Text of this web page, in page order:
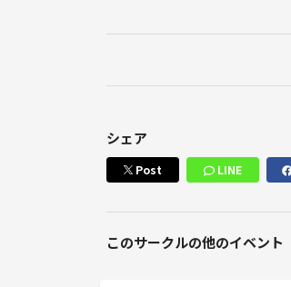
シェア
Post LINE
このサークルの他のイベント